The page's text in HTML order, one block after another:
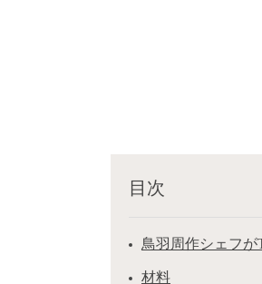
目次
鳥羽周作シェフ
材料